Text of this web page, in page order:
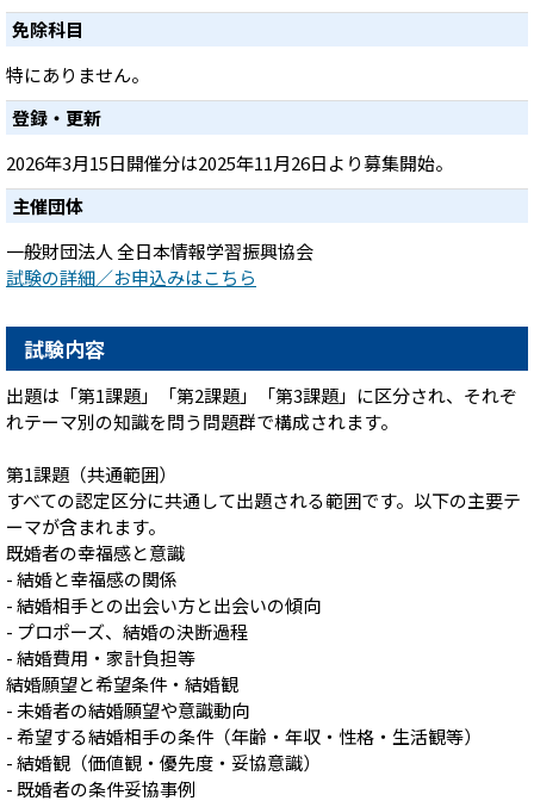
免除科目
特にありません。
登録・更新
2026年3月15日開催分は2025年11月26日より募集開始。
主催団体
一般財団法人 全日本情報学習振興協会
試験の詳細／お申込みはこちら
試験内容
出題は「第1課題」「第2課題」「第3課題」に区分され、それぞ
れテーマ別の知識を問う問題群で構成されます。
第1課題（共通範囲）
すべての認定区分に共通して出題される範囲です。以下の主要テ
ーマが含まれます。
既婚者の幸福感と意識
- 結婚と幸福感の関係
- 結婚相手との出会い方と出会いの傾向
- プロポーズ、結婚の決断過程
- 結婚費用・家計負担等
結婚願望と希望条件・結婚観
- 未婚者の結婚願望や意識動向
- 希望する結婚相手の条件（年齢・年収・性格・生活観等）
- 結婚観（価値観・優先度・妥協意識）
- 既婚者の条件妥協事例